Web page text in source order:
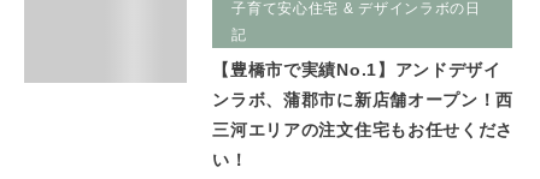
子育て安心住宅 & デザインラボの日
記
【豊橋市で実績No.1】アンドデザイ
ンラボ、蒲郡市に新店舗オープン！西
三河エリアの注文住宅もお任せくださ
い！